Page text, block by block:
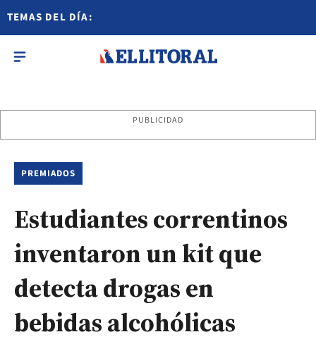
TEMAS DEL DÍA:
PUBLICIDAD
PREMIADOS
Estudiantes correntinos
inventaron un kit que
detecta drogas en
bebidas alcohólicas